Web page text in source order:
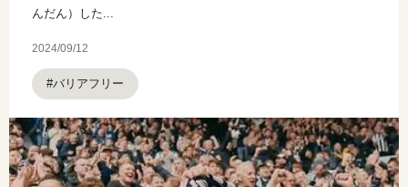
んだん）した...
2024/09/12
#バリアフリー